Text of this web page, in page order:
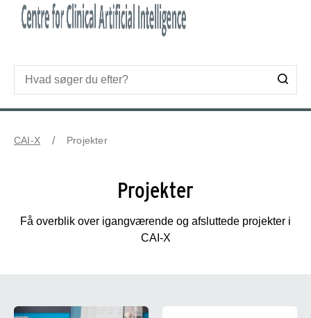
CAI-X Projekter
Projekter
Få overblik over igangværende og afsluttede projekter i
CAI-X
Igangværende projekter